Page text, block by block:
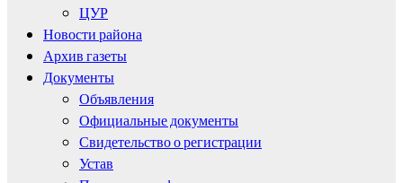
ЦУР
Новости района
Архив газеты
Документы
Объявления
Официальные документы
Свидетельство о регистрации
Устав